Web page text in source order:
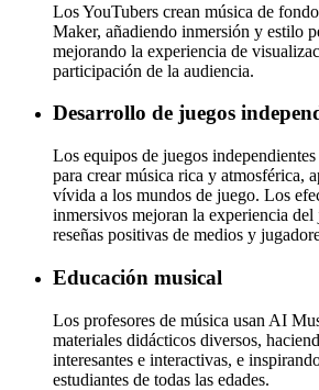
Los YouTubers crean música de
Maker, añadiendo inmersión y estilo
mejorando la experiencia de
participación de la audiencia.
Desarrollo de juegos
Los equipos de juegos
para crear música rica y atmosférica,
vívida a los mundos de juego. Los
inmersivos mejoran la experiencia
reseñas positivas de medios y
Educación musical
Los profesores de música usan AI
materiales didácticos diversos,
interesantes e interactivas, e
estudiantes de todas las edades.